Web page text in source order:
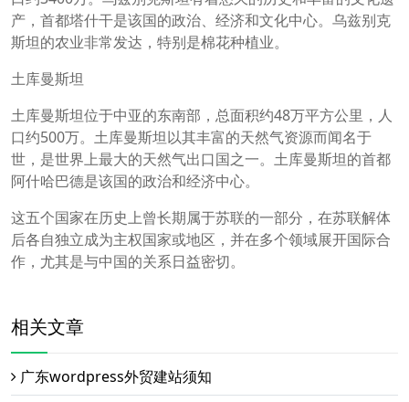
产，首都塔什干是该国的政治、经济和文化中心。乌兹别克
斯坦的农业非常发达，特别是棉花种植业。
土库曼斯坦
土库曼斯坦位于中亚的东南部，总面积约48万平方公里，人
口约500万。土库曼斯坦以其丰富的天然气资源而闻名于
世，是世界上最大的天然气出口国之一。土库曼斯坦的首都
阿什哈巴德是该国的政治和经济中心。
这五个国家在历史上曾长期属于苏联的一部分，在苏联解体
后各自独立成为主权国家或地区，并在多个领域展开国际合
作，尤其是与中国的关系日益密切。
相关文章
广东wordpress外贸建站须知